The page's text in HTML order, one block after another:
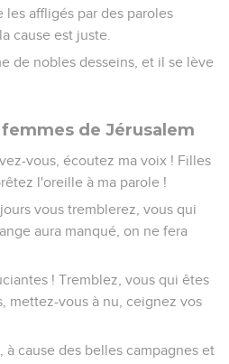
affligés par des paroles
cause est juste.
de nobles desseins, et il se lève
de Jérusalem
vous, écoutez ma voix ! Filles
l'oreille à ma parole !
vous tremblerez, vous qui
aura manqué, on ne fera
! Tremblez, vous qui êtes
mettez-vous à nu, ceignez vos
à cause des belles campagnes et